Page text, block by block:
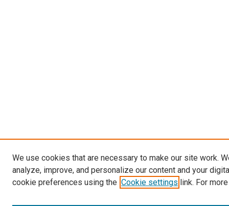
We use cookies that are necessary to make our site work.
analyze, improve, and personalize our content and your
cookie preferences using the Cookie settings link. For